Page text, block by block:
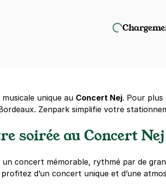
unique au Concert Nej. Pour
Zenpark simplifie votre
soirée au Concert Nej
concert mémorable, rythmé par de
d’un concert unique et d’une